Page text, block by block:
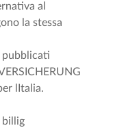
al
la stessa
pubblicati
lItalia.
billig